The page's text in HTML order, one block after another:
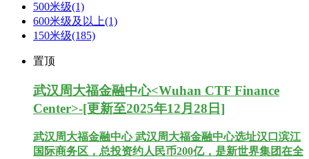
500米级(1)
600米级及以上(1)
150米级(185)
置顶
武汉周大福金融中心<Wuhan CTF Finance
Center>-[更新至2025年12月28日]
武汉周大福金融中心 武汉周大福金融中心选址汉口滨江
国际商务区，总投资约人民币200亿，是新世界集团在全